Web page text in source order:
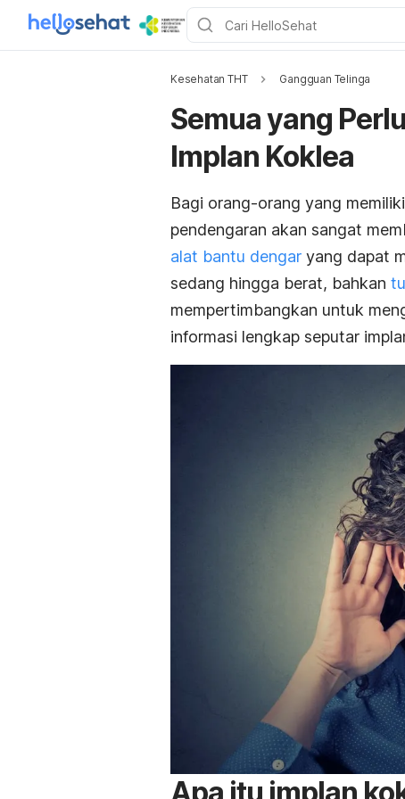
Kesehatan THT Gangguan Telinga
Semua yang
Implan Koklea
Bagi orang-orang yang memiliki
pendengaran akan sangat
alat bantu dengar yang dapat
sedang hingga berat, bahkan
mempertimbangkan untuk
informasi lengkap seputar